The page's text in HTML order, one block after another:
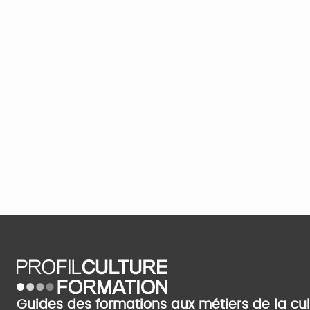
Guides des formations aux métiers de la